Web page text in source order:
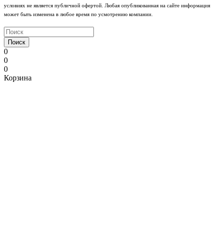
условиях не является публичной офертой. Любая опубликованная на сайте информация
может быть изменена в любое время по усмотрению компании.
Поиск
0
0
0
Корзина